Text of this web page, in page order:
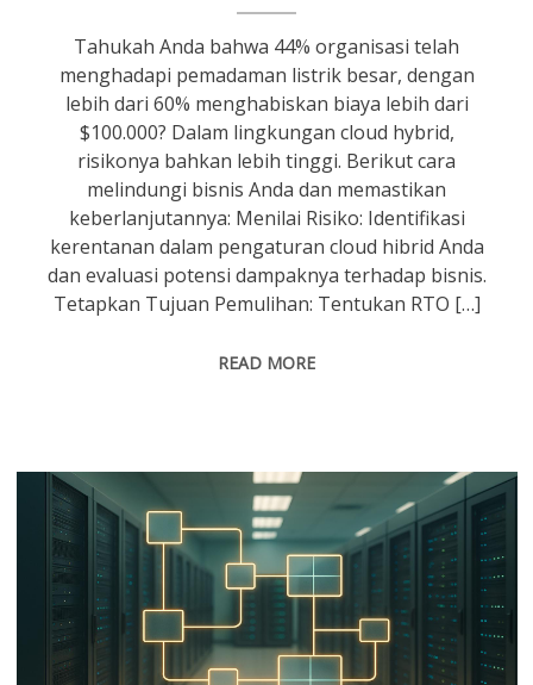
Tahukah Anda bahwa 44% organisasi telah
menghadapi pemadaman listrik besar, dengan
lebih dari 60% menghabiskan biaya lebih dari
$100.000? Dalam lingkungan cloud hybrid,
risikonya bahkan lebih tinggi. Berikut cara
melindungi bisnis Anda dan memastikan
keberlanjutannya: Menilai Risiko: Identifikasi
kerentanan dalam pengaturan cloud hibrid Anda
dan evaluasi potensi dampaknya terhadap bisnis.
Tetapkan Tujuan Pemulihan: Tentukan RTO […]
READ MORE